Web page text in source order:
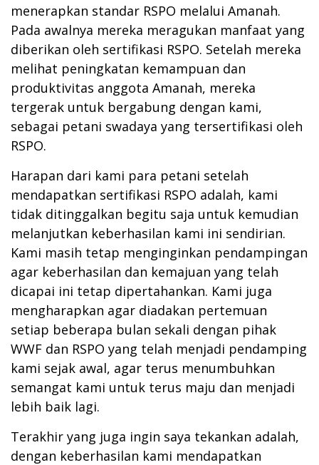
menerapkan standar RSPO melalui Amanah.
Pada awalnya mereka meragukan manfaat yang
diberikan oleh sertifikasi RSPO. Setelah mereka
melihat peningkatan kemampuan dan
produktivitas anggota Amanah, mereka
tergerak untuk bergabung dengan kami,
sebagai petani swadaya yang tersertifikasi oleh
RSPO.
Harapan dari kami para petani setelah
mendapatkan sertifikasi RSPO adalah, kami
tidak ditinggalkan begitu saja untuk kemudian
melanjutkan keberhasilan kami ini sendirian.
Kami masih tetap menginginkan pendampingan
agar keberhasilan dan kemajuan yang telah
dicapai ini tetap dipertahankan. Kami juga
mengharapkan agar diadakan pertemuan
setiap beberapa bulan sekali dengan pihak
WWF dan RSPO yang telah menjadi pendamping
kami sejak awal, agar terus menumbuhkan
semangat kami untuk terus maju dan menjadi
lebih baik lagi.
Terakhir yang juga ingin saya tekankan adalah,
dengan keberhasilan kami mendapatkan